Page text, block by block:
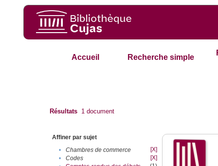
Accueil Recherche simple
Résultats 1 document
Affiner par sujet
•
Chambres de commerce
[X]
•
Codes
[X]